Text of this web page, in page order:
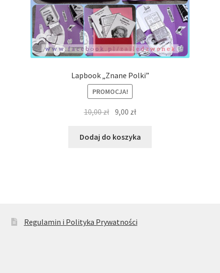
Lapbook „Znane Polki”
PROMOCJA!
10,00zł Pierwotna
wynosiła:
9,00 złAktualna
wynosi:
Dodaj do koszyka
Regulamin i Polityka Prywatności